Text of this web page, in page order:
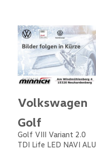
Volkswagen
Golf
Golf VIII Variant 2.0
TDI Life LED NAVI ALU